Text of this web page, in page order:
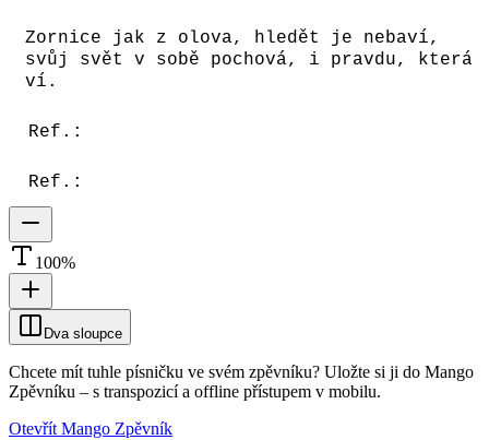
Zornice jak z olova, hledět je nebaví,
svůj svět v sobě pochová, i pravdu, která
ví.
Ref.:
Ref.:
100%
Dva sloupce
Chcete mít tuhle písničku ve svém zpěvníku? Uložte si ji do Mango
Zpěvníku – s transpozicí a offline přístupem v mobilu.
Otevřít Mango Zpěvník